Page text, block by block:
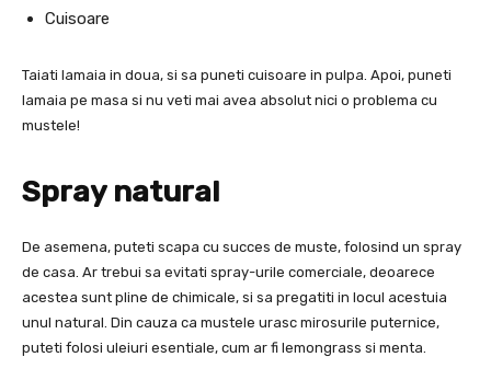
Cuisoare
Taiati lamaia in doua, si sa puneti cuisoare in pulpa. Apoi, puneti
lamaia pe masa si nu veti mai avea absolut nici o problema cu
mustele!
Spray natural
De asemena, puteti scapa cu succes de muste, folosind un spray
de casa. Ar trebui sa evitati spray-urile comerciale, deoarece
acestea sunt pline de chimicale, si sa pregatiti in locul acestuia
unul natural. Din cauza ca mustele urasc mirosurile puternice,
puteti folosi uleiuri esentiale, cum ar fi lemongrass si menta.